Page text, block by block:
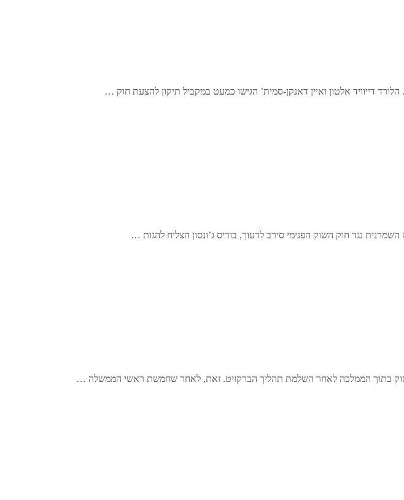
דייוויד אלטון ואיין דאנקן-סמית’ הגישו כמעט במקביל תיקון להצעת חוק …
נגד חוק השוק הפנימי סירב לדעוך, בוריס ג’ונסון הצליח להגות …
בתוך הממלכה לאחר השלמת תהליך הברקזיט. זאת, לאחר שחמשת ראשי הממשלה …